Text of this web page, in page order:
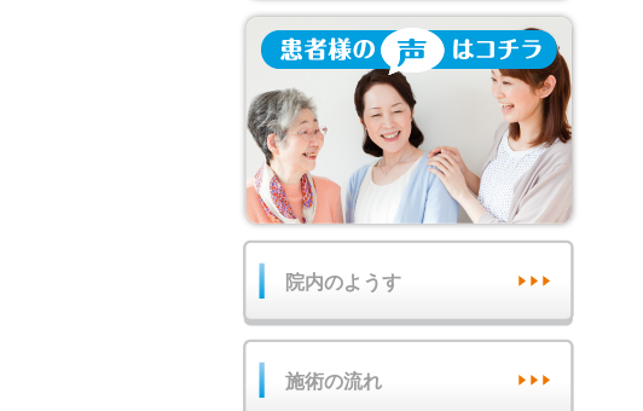
院内のようす
施術の流れ